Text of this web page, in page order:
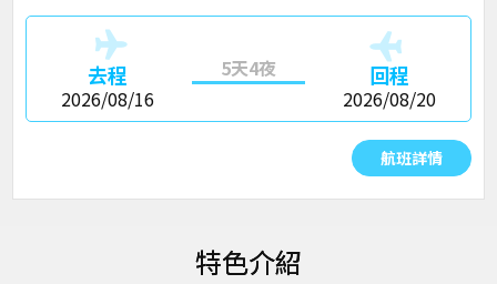
去程
2026/08/16
5天4夜 回程
2026/08/20
航班詳情
特色介紹